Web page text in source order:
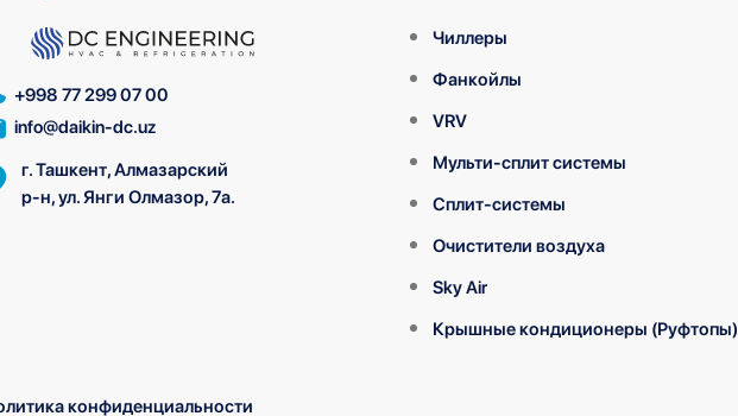
+998 77 299 07 00
info@daikin-dc.uz
г. Ташкент, Алмазарский
р-н, ул. Янги Олмазор, 7а.
Чиллеры
Фанкойлы
VRV
Мульти-сплит системы
Сплит-системы
Очистители воздуха
Sky Air
Крышные кондиционеры (Руфтопы)
конфиденциальности